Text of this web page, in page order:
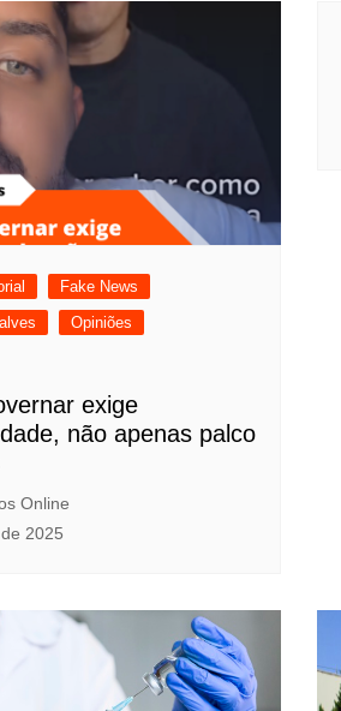
Fake News
Opiniões
exige
não apenas palco
Online
2025